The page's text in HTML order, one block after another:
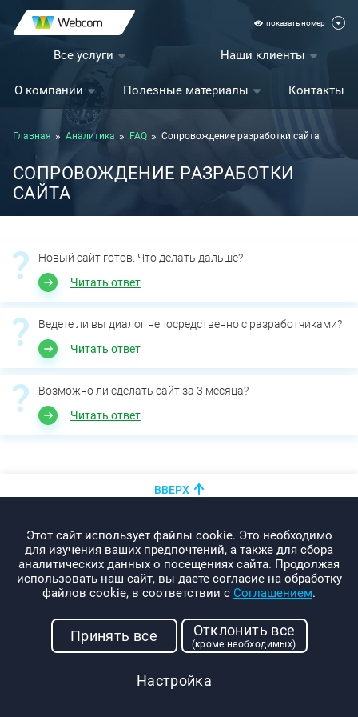
показать номер
Все услуги Наши клиенты
О компании Полезные материалы Контакты
Главная Аналитика FAQ Сопровождение разработки сайта
СОПРОВОЖДЕНИЕ РАЗРАБОТКИ
САЙТА
Новый сайт готов. Что делать дальше?
Читать ответ
Ведете ли вы диалог непосредственно с разработчиками?
Читать ответ
Возможно ли сделать сайт за 3 месяца?
Читать ответ
Этот сайт использует файлы cookie. Это необходимо
для изучения ваших предпочтений, а также для сбора
аналитических данных о посещениях сайта. Продолжая
использовать наш сайт, вы даете согласие на обработку
файлов cookie, в соответствии с Соглашением.
Настройка
Принять все Отклонить все
(кроме необходимых)
ВВЕРХ
info@promo-webcom.by
© 2000-2026. Webcom Performance
г. Минск, ул. Свердлова, 11-332
УНП: 190437288
Политика конфиденциальности